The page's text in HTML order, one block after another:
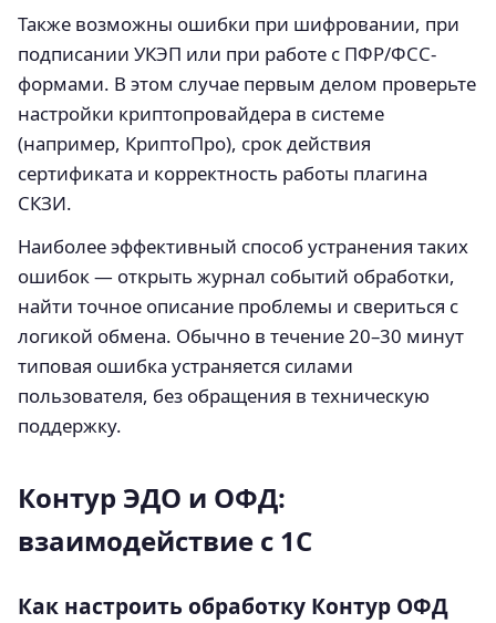
Также возможны ошибки при шифровании, при
подписании УКЭП или при работе с ПФР/ФСС-
формами. В этом случае первым делом проверьте
настройки криптопровайдера в системе
(например, КриптоПро), срок действия
сертификата и корректность работы плагина
СКЗИ.
Наиболее эффективный способ устранения таких
ошибок — открыть журнал событий обработки,
найти точное описание проблемы и свериться с
логикой обмена. Обычно в течение 20–30 минут
типовая ошибка устраняется силами
пользователя, без обращения в техническую
поддержку.
Контур ЭДО и ОФД:
взаимодействие с 1С
Как настроить обработку Контур ОФД